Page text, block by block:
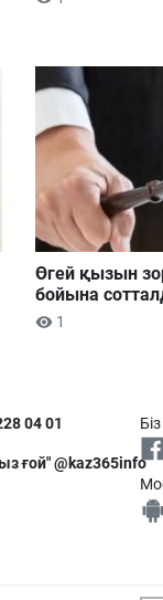
Өгей қызын
бойына
1
04 01
ғой" @kaz365info